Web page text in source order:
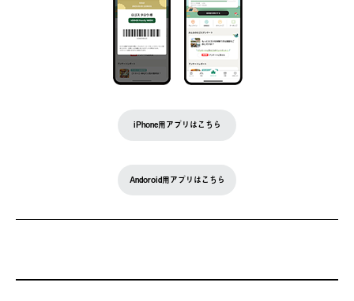
iPhone用アプリはこちら
Andoroid用アプリはこちら